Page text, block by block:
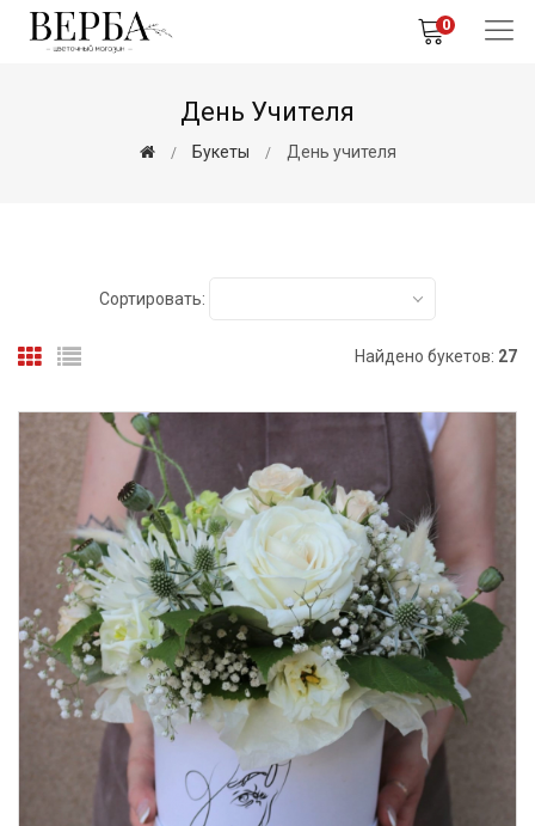
0
День Учителя
Букеты День учителя
Найдено букетов: 27
Сортировать: